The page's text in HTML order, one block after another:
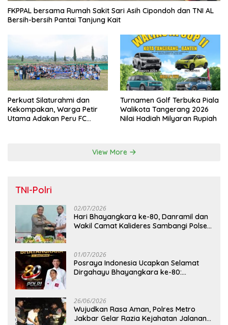
FKPPAL bersama Rumah Sakit Sari Asih Cipondoh dan TNI AL
Bersih-bersih Pantai Tanjung Kait
Perkuat Silaturahmi dan
Kekompakan, Warga Petir
Utama Adakan Peru FC
Turnamen Golf Terbuka Piala
Walikota Tangerang 2026
Nilai Hadiah Milyaran Rupiah
View More
TNI-Polri
02/07/2026
Hari Bhayangkara ke-80, Danramil dan
Wakil Camat Kalideres Sambangi Polsek
01/07/2026
Posraya Indonesia Ucapkan Selamat
Dirgahayu Bhayangkara ke-80:
26/06/2026
Wujudkan Rasa Aman, Polres Metro
Jakbar Gelar Razia Kejahatan Jalanan